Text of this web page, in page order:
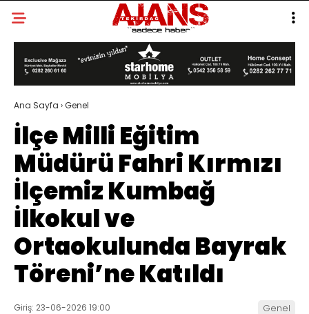
Ana Sayfa ›Genel
İlçe Milli Eğitim
Müdürü Fahri Kırmızı
İlçemiz Kumbağ
İlkokul ve
Ortaokulunda Bayrak
Töreni’ne Katıldı
Giriş: 23-06-2026 19:00 Genel